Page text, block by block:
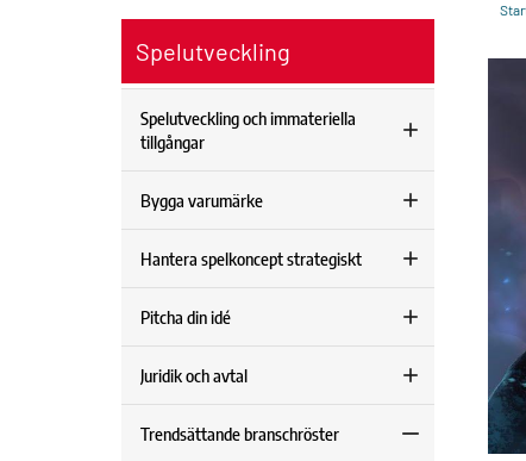
Spelutveckling
Spelutveckling och immateriella
tillgångar
Bygga varumärke
Hantera spelkoncept strategiskt
Pitcha din idé
Juridik och avtal
Trendsättande branschröster